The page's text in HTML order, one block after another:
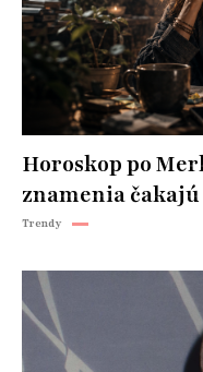
Horoskop po
znamenia
Trendy